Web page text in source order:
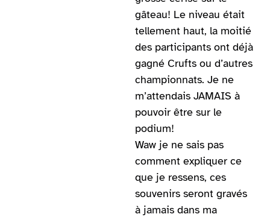
gâteau! Le niveau était
tellement haut, la moitié
des participants ont déjà
gagné Crufts ou d’autres
championnats. Je ne
m’attendais JAMAIS à
pouvoir être sur le
podium!
Waw je ne sais pas
comment expliquer ce
que je ressens, ces
souvenirs seront gravés
à jamais dans ma